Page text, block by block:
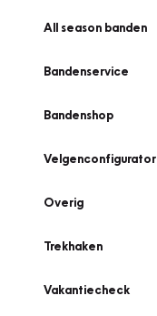
All season banden
Bandenservice
Bandenshop
Velgenconfigurator
Overig
Trekhaken
Vakantiecheck